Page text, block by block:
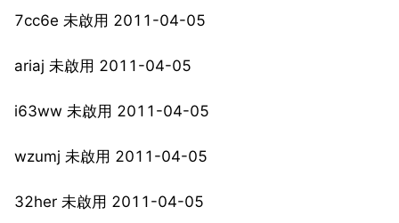
7cc6e 未啟用 2011-04-05
ariaj 未啟用 2011-04-05
i63ww 未啟用 2011-04-05
wzumj 未啟用 2011-04-05
32her 未啟用 2011-04-05